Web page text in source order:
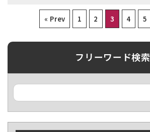
フリーワード検索
« Prev 1 2 3 4 5